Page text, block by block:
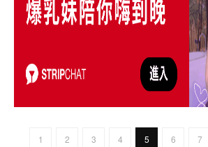
1 2 3 4 5 6 7